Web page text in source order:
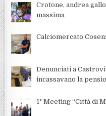
Crotone, andrea
massima
Calciomercato
Denunciati a
incassavano la
1° Meeting “Città di